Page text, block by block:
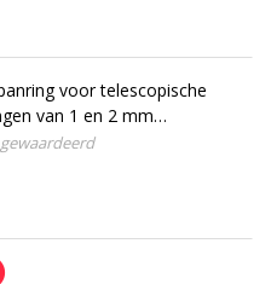
voor telescopische
van 1 en 2 mm
W1